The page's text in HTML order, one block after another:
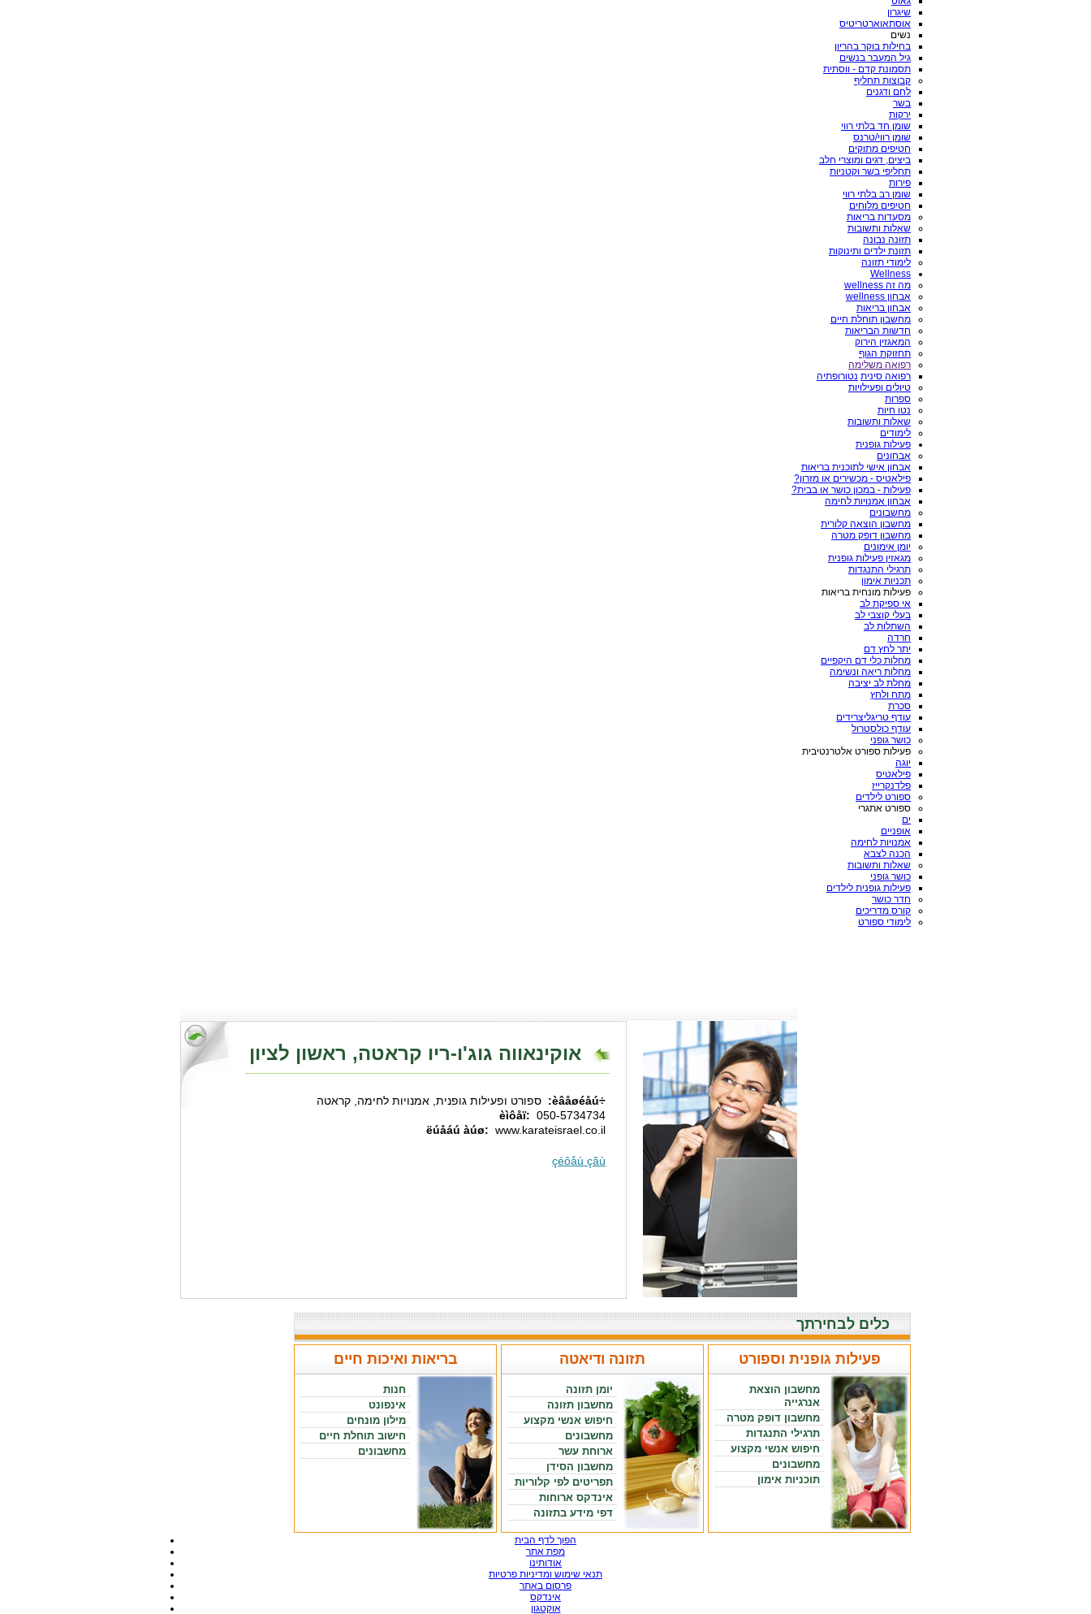
שיגרון
אוסתאוארטריטיס
נשים
בחילות בוקר בהריון
גיל המעבר בנשים
תסמונת קדם - ווסתית
קבוצות תחליף
לחם ודגנים
בשר
ירקות
שומן חד בלתי רווי
שומן רווי/טרנס
חטיפים מתוקים
ביצים, דגים ומוצרי חלב
תחליפי בשר וקטניות
פירות
שומן רב בלתי רווי
חטיפים מלוחים
מסעדות בריאות
שאלות ותשובות
תזונה נבונה
תזונת ילדים ותינוקות
לימודי תזונה
Wellness
מה זה wellness
אבחון wellness
אבחון בריאות
מחשבון תוחלת חיים
חדשות הבריאות
המאגזין הירוק
תחזוקת הגוף
רפואה משלימה
רפואה סינית נטורופתיה
טיולים ופעילויות
ספרות
נטו חיות
שאלות ותשובות
לימודים
פעילות גופנית
אבחונים
אבחון אישי לתוכנית בריאות
פילאטיס - מכשירים או מזרון?
פעילות - במכון כושר או בבית?
אבחון אמנויות לחימה
מחשבונים
מחשבון הוצאה קלורית
מחשבון דופק מטרה
יומן אימונים
מגאזין פעילות גופנית
תרגילי התנגדות
תכניות אימון
פעילות מונחית בריאות
אי ספיקת לב
בעלי קוצבי לב
השתלות לב
חרדה
יתר לחץ דם
מחלות כלי דם היקפיים
מחלות ריאה ונשימה
מחלת לב יציבה
מתח ולחץ
סכרת
עודף טריגליצרידים
עודף כולסטרול
כושר גופני
פעילות ספורט אלטרנטיבית
יוגה
פילאטיס
פלדנקרייז
ספורט לילדים
ספורט אתגרי
ים
אופניים
אמנויות לחימה
הכנה לצבא
שאלות ותשובות
כושר גופני
פעילות גופנית לילדים
חדר כושר
קורס מדריכים
לימודי ספורט
אוקינאווה גוג'ו-ריו קראטה, ראשון לציון
÷èâåøéåú:
ספורט ופעילות גופנית, אמנויות לחימה, קראטה
èìôåï: 050-5734734
ëúåáú àúø: www.karateisrael.co.il
çéôåù çãù
כלים לבחירתך
פעילות גופנית וספורט
מחשבון הוצאת
אנרגייה
מחשבון דופק מטרה
תרגילי התנגדות
חיפוש אנשי מקצוע
מחשבונים
תוכניות אימון
תזונה ודיאטה
יומן תזונה
מחשבון תזונה
חיפוש אנשי מקצוע
מחשבונים
ארוחת עשר
מחשבון הסידן
תפריטים לפי קלוריות
אינדקס ארוחות
דפי מידע בתזונה
בריאות ואיכות חיים
חנות
אינפונט
מילון מונחים
חישוב תוחלת חיים
מחשבונים
הפוך לדף הבית
מפת אתר
אודותינו
תנאי שימוש ומדיניות פרטיות
פרסום באתר
אינדקס
אוקטגון